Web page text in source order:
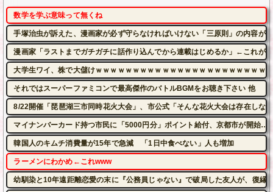
数学を学ぶ意味って無くね
手塚治虫が訴えた、漫画家が必ず守らなければいけない「三原則」の内容が
漫画家「ラストまでガチガチに話作り込んでから連載はじめるか」←これが
大学生ワイ、株で大儲けｗｗｗｗｗｗｗｗｗｗｗｗｗｗｗｗｗｗｗｗｗｗｗ
それではスーパーファミコンで最高傑作のバトルBGMをお聴き下さい 他
8/22開催「琵琶湖三市同時花火大会」、市公式「そんな花火大会は存在しな
マイナンバーカード持つ市民に「5000円分」ポイント給付、京都市が開始…
韓国人のキムチ消費量が15年で急減 「1日中食べない」人も増加
ラーメンにわかめ←これwww
幼馴染と10年遠距離恋愛の末に『公務員じゃない』で破局した友人が、復縁